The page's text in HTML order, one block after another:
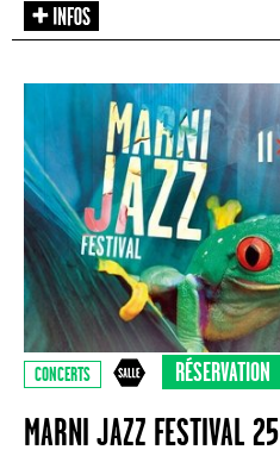
CONCERTS RÉSERVATION
MARNI JAZZ FESTIVAL 25